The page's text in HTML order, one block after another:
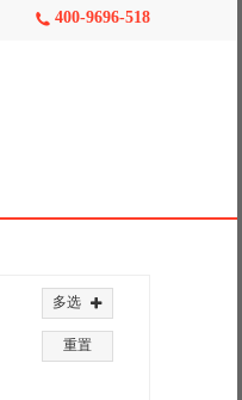
 400-9696-518
多选 
重置